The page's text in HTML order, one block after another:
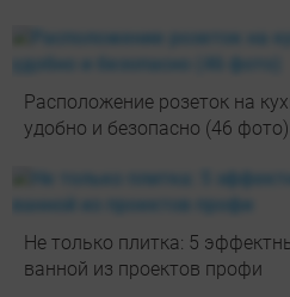
Расположение розеток на
удобно и безопасно (46 фото)
Не только плитка: 5
ванной из проектов профи